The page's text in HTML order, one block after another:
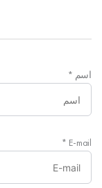
اسم *
E-mail
*